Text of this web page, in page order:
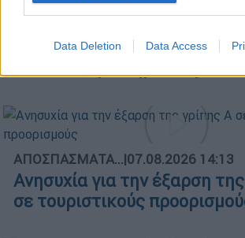
Data Deletion Data Access
Δελτίο...|08.08.2026 16:18
ΑΠΟΣΠΑΣΜΑΤΑ...|07.08.2026 14:13
Ανησυχία για την έξαρση
σε τουριστικούς